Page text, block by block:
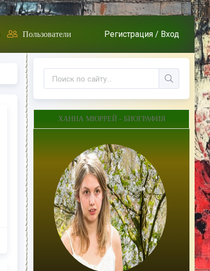
Пользователи Регистрация / Вход
ХАННА МЮРРЕЙ - БИОГРАФИЯ